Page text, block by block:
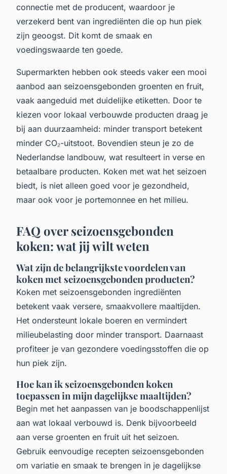
connectie met de producent, waardoor je
verzekerd bent van ingrediënten die op hun piek
zijn geoogst. Dit komt de smaak en
voedingswaarde ten goede.
Supermarkten hebben ook steeds vaker een mooi
aanbod aan seizoensgebonden groenten en fruit,
vaak aangeduid met duidelijke etiketten. Door te
kiezen voor lokaal verbouwde producten draag je
bij aan duurzaamheid: minder transport betekent
minder CO₂-uitstoot. Bovendien steun je zo de
Nederlandse landbouw, wat resulteert in verse en
betaalbare producten. Koken met wat het seizoen
biedt, is niet alleen goed voor je gezondheid,
maar ook voor je portemonnee en het milieu.
FAQ over seizoensgebonden
koken: wat jij wilt weten
Wat zijn de belangrijkste voordelen van
koken met seizoensgebonden producten?
Koken met seizoensgebonden ingrediënten
betekent vaak versere, smaakvollere maaltijden.
Het ondersteunt lokale boeren en vermindert
milieubelasting door minder transport. Daarnaast
profiteer je van gezondere voedingsstoffen die op
hun piek zijn.
Hoe kan ik seizoensgebonden koken
toepassen in mijn dagelijkse maaltijden?
Begin met het aanpassen van je boodschappenlijst
aan wat lokaal verbouwd is. Denk bijvoorbeeld
aan verse groenten en fruit uit het seizoen.
Gebruik eenvoudige recepten seizoensgebonden
om variatie en smaak te brengen in je dagelijkse